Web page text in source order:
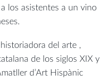
los asistentes a un vino
del arte ,
de los siglos XIX y
d’Art Hispànic